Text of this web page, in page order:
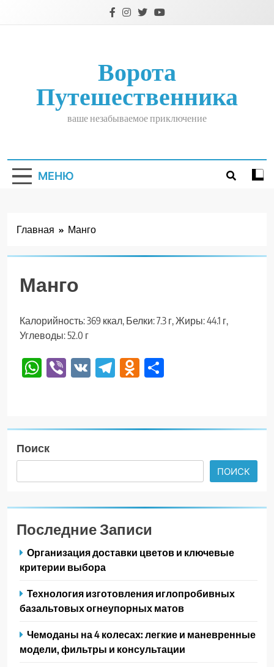
Ворота
Путешественника
ваше незабываемое приключение
МЕНЮ
Главная Манго
Манго
Калорийность: 369 ккал, Белки: 7.3 г, Жиры: 44.1 г,
Углеводы: 52.0 г
WhatsApp
Viber
VK TelegramOdnoklassniki
Поиск
ПОИСК
Последние Записи
Организация доставки цветов и ключевые
критерии выбора
Технология изготовления иглопробивных
базальтовых огнеупорных матов
Чемоданы на 4 колесах: легкие и маневренные
модели, фильтры и консультации